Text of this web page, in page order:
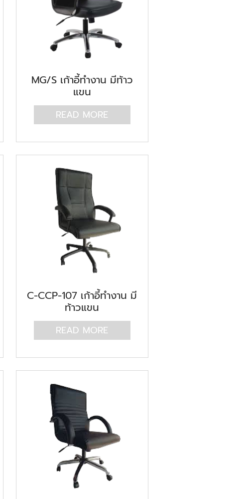
MG/S เก้าอี้ทำงาน มีท้าว
แขน
READ MORE
C-CCP-107 เก้าอี้ทำงาน มี
ท้าวแขน
READ MORE